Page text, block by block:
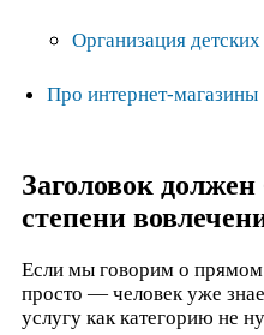
Организация
Про интернет-магазины
Заголовок
степени
Если мы говорим о прямом
просто — человек уже
услугу как категорию не